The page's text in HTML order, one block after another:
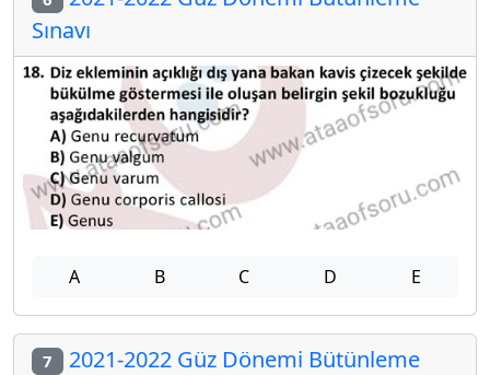
Sınavı
A B C D E
7 2021-2022 Güz Dönemi Bütünleme